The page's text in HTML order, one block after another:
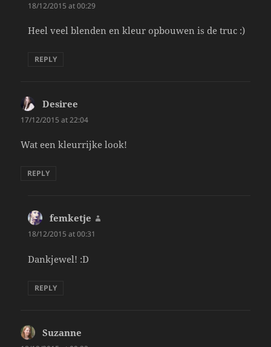
18/12/2015 at 00:29
Heel veel blenden en kleur opbouwen is de truc :)
REPLY
Desiree
17/12/2015 at 22:04
Wat een kleurrijke look!
REPLY
femketje
18/12/2015 at 00:31
Dankjewel! :D
REPLY
Suzanne